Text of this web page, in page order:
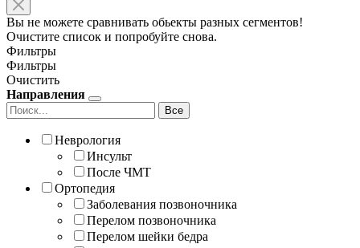
Вы не можете сравнивать обьекты разных сегментов!
Очистите список и попробуйте снова.
Фильтры
Фильтры
Очистить
Направления
Все
Неврология
Инсульт
После ЧМТ
Ортопедия
Заболевания позвоночника
Перелом позвоночника
Перелом шейки бедра